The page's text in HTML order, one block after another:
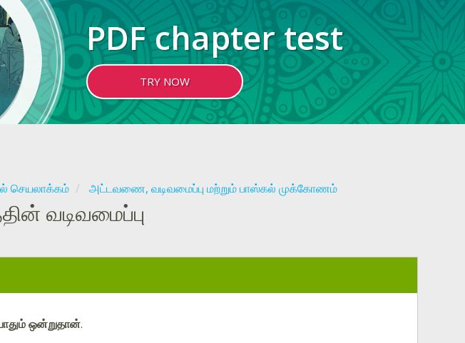
PDF chapter test
TRY NOW
செயலாக்கம் அட்டவணை, வடிவமைப்பு மற்றும் பாஸ்கல் முக்கோணம்
வடிவமைப்பு
ஒன்றுதான்.